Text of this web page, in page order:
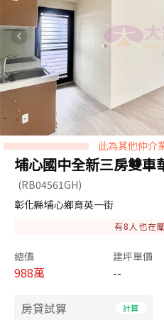
此為其他仲介
埔心國中全新三房雙車
(RB04561GH)
彰化縣埔心鄉育英一街
有8 人也在
總價
988萬
建坪單價
--
房貸試算 計算